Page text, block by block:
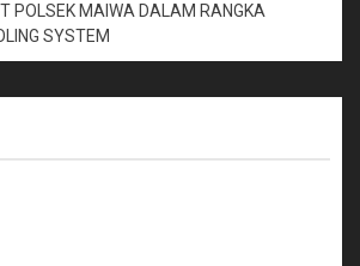
POLSEK MAIWA DALAM RANGKA
SYSTEM